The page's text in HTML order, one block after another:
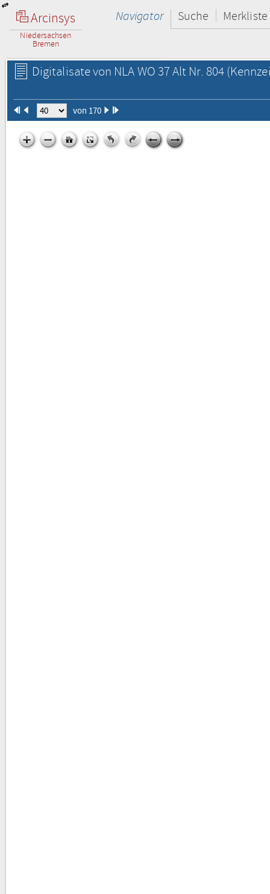
Arcinsys
Niedersachsen
Bremen
Navigator Suche Merkliste
Digitalisate von NLA WO 37 Alt Nr. 804
von 170